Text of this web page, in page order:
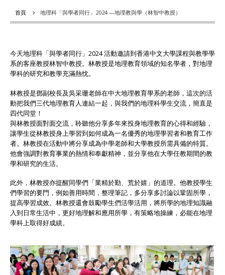
首頁 地理科「與學者同行」2024 —地理教與學（林智中教授）
今天地理科「與學者同行」2024 活動邀請到香港中文大學課程與教學學
系的客座教授林智中教授。林教授是地理教育領域的知名學者，對地理
學科的研究和教學充滿熱忱。
林教授是鄧副校長及吳采珊老師在中大地理教育學系的老師，這次的活
動把我們三代地理教育人連結一起，與我們的地理科學生交流，簡直是
四代同堂！
與林教授面對面交流，聆聽他分享多年來投身地理教育的心得和經驗，
讓學生從林教授身上學習到如何成為一名優秀的地理學習者和教育工作
者。林教授在活動中將分享成為中學老師和大學教授所需具備的特質。
他會強調對教育事業的熱情和奉獻精神，並分享他在大學任教期間的教
學和研究的生活。
此外，林教授亦提醒同學們「業精於勤、荒於嬉」的道理。他教授學生
們學習的要門，例如善用時間，整理筆記，多分享多討論以鞏固所學，
提高學習成效。林教授還會鼓勵學生們活學活用，將所學的地理知識融
入到日常生活中，更好地理解和應用所學，有策略地操練，必能在地理
學科上取得好成績。